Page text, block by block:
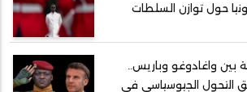
حول توازن السلطات
بين واغادوغو وباريس..
الجيوسياسي في